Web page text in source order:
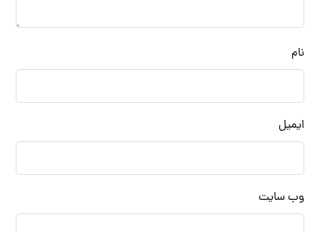
نام
ایمیل
وب‌ سایت